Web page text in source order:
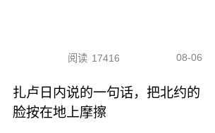
阅读 17416 08-06
扎卢日内说的一句话，把北约的
脸按在地上摩擦